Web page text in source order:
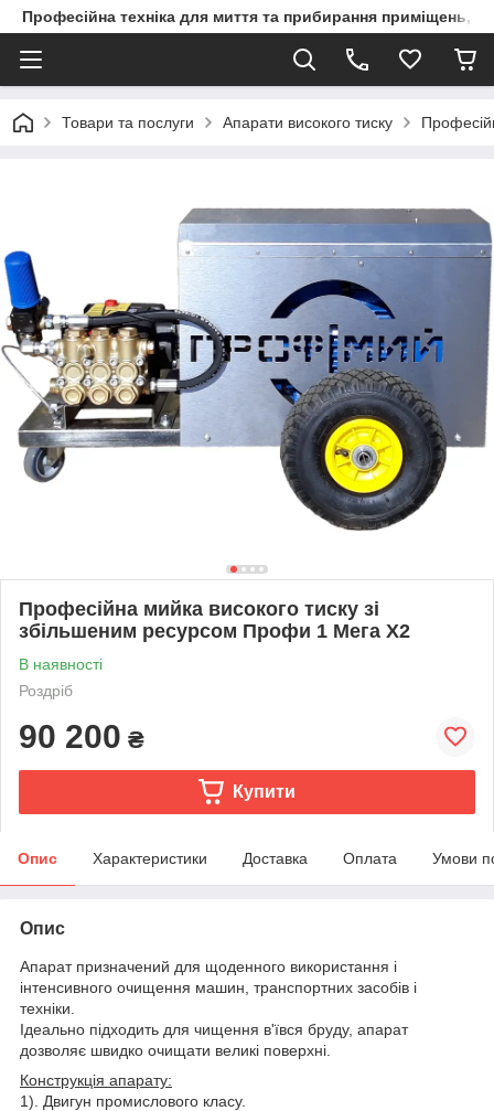
Професійна техніка для миття та прибирання приміщень,
Товари та послуги Апарати високого тиску
Професійна мийка високого тиску зі
збільшеним ресурсом Профи 1 Мега Х2
В наявності
Роздріб
90 200 ₴
Купити
Опис Характеристики Доставка Оплата Умови
Опис
Апарат призначений для щоденного використання і
інтенсивного очищення машин, транспортних засобів і
техніки.
Ідеально підходить для чищення в'ївся бруду, апарат
дозволяє швидко очищати великі поверхні.
Конструкція апарату:
1). Двигун промислового класу.